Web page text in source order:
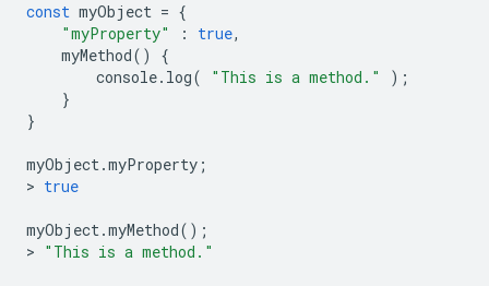
const myObject = {
"myProperty"
: true,
myMethod()
{
console. log( "This is a method."
);
}
}
myObject.myProperty ;
> true
myObject.myMethod();
> "This is a method."